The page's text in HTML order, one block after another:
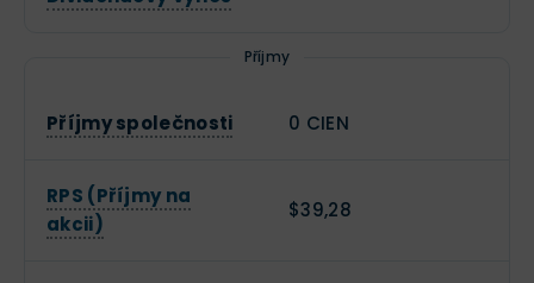
Příjmy
Příjmy společnosti 0 CIEN
RPS (Příjmy na
akcii)
$39,28